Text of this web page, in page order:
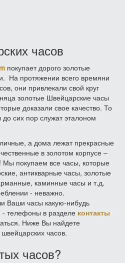
часов
покупает дорого золотые
На протяжении всего времяни
они привлекали свой круг
золотые Швейцарские часы
доказали свое качество. То
сих пор служат эталоном
а дома лежат прекрасные
в золотом корпусе –
покупаем все часы, которые
антикварные часы, золотые
каминные часы и т.д.
- неважно.
Ваши часы какую-нибудь
телефоны в разделе контакты
Ниже Вы найдете
часов.
часов?